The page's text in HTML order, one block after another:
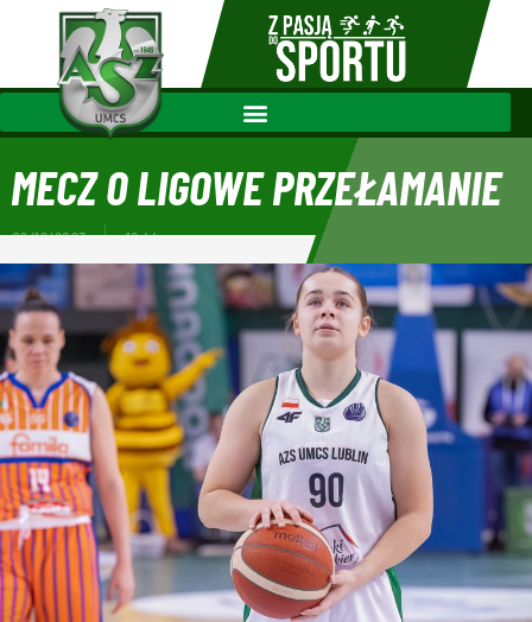
MECZ O LIGOWE PRZEŁAMANIE
09/12/2023 16:44